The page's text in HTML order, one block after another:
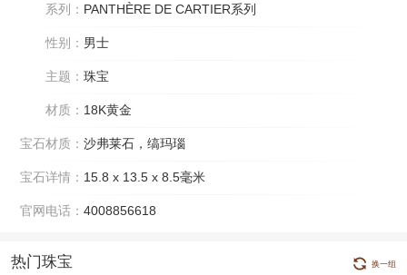
系列： PANTHÈRE DE CARTIER系列
性别： 男士
主题： 珠宝
材质： 18K黄金
宝石材质： 沙弗莱石，缟玛瑙
宝石详情： 15.8 x 13.5 x 8.5毫米
官网电话： 4008856618
热门珠宝 换一组